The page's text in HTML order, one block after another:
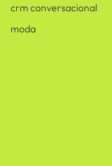
crm conversacional
moda